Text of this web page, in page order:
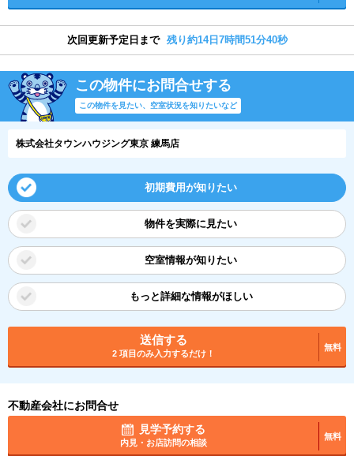
次回更新予定日まで 残り約14日7時間51分40秒
この物件にお問合せする
この物件を見たい、空室状況を知りたいなど
株式会社タウンハウジング東京 練馬店
初期費用が知りたい
物件を実際に見たい
空室情報が知りたい
もっと詳細な情報がほしい
送信する
2 項目のみ入力するだけ！
無料
不動産会社にお問合せ
見学予約する
内見・お店訪問の相談
無料